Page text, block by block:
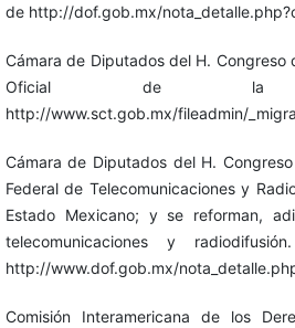
de http://dof.gob.mx/
Cámara de Diputados del H. Congreso
Oficial de la
http://www.sct.gob.mx/fileadmin/
Cámara de Diputados del H.
Federal de Telecomunicaciones y
Estado Mexicano; y se reforman,
telecomunicaciones y
http://www.dof.gob.mx/
Comisión Interamericana de los